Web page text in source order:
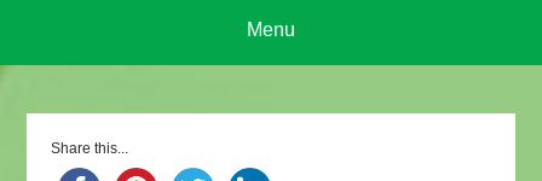
Menu
Share this...